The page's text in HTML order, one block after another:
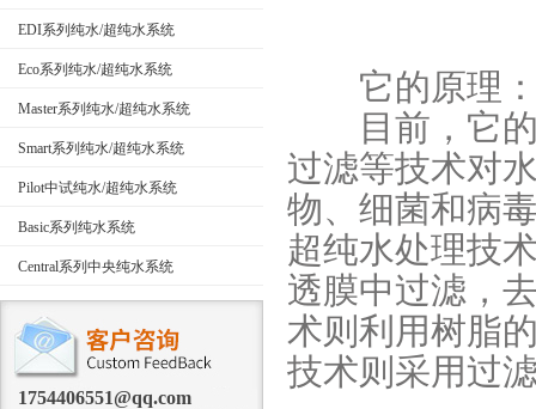
EDI系列纯水/超纯水系统
Eco系列纯水/超纯水系统
Master系列纯水/超纯水系统
Smart系列纯水/超纯水系统
Pilot中试纯水/超纯水系统
Basic系列纯水系统
Central系列中央纯水系统
1754406551@qq.com
它的原理
目前，它的
过滤等技术对
物、细菌和病
超纯水处理技
透膜中过滤，
术则利用树脂
技术则采用过